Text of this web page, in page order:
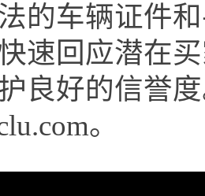
的车辆证件
速回应潜在
良好的信誉
。